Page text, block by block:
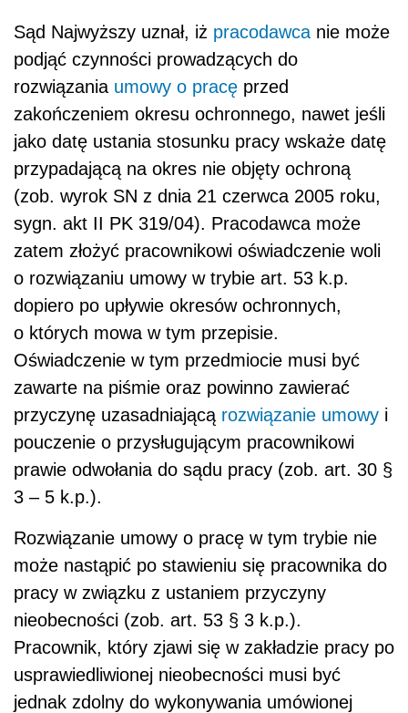
Sąd Najwyższy uznał, iż pracodawca nie może
podjąć czynności prowadzących do
rozwiązania umowy o pracę przed
zakończeniem okresu ochronnego, nawet jeśli
jako datę ustania stosunku pracy wskaże datę
przypadającą na okres nie objęty ochroną
(zob. wyrok SN z dnia 21 czerwca 2005 roku,
sygn. akt II PK 319/04). Pracodawca może
zatem złożyć pracownikowi oświadczenie woli
o rozwiązaniu umowy w trybie art. 53 k.p.
dopiero po upływie okresów ochronnych,
o których mowa w tym przepisie.
Oświadczenie w tym przedmiocie musi być
zawarte na piśmie oraz powinno zawierać
przyczynę uzasadniającą rozwiązanie umowy i
pouczenie o przysługującym pracownikowi
prawie odwołania do sądu pracy (zob. art. 30 §
3 – 5 k.p.).
Rozwiązanie umowy o pracę w tym trybie nie
może nastąpić po stawieniu się pracownika do
pracy w związku z ustaniem przyczyny
nieobecności (zob. art. 53 § 3 k.p.).
Pracownik, który zjawi się w zakładzie pracy po
usprawiedliwionej nieobecności musi być
jednak zdolny do wykonywania umówionej